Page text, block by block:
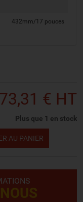
432mm/17 pouces
73,31 € HT
Plus que 1 en stock
AU PANIER